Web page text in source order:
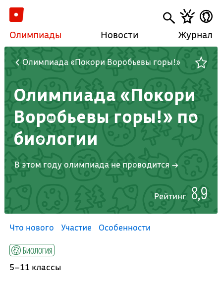
Олимпиады Новости Журнал
Олимпиада «Покори Воробьевы горы!»
Олимпиада «Покори
Воробьевы горы!» по
биологии
В этом году олимпиада не проводится →
Рейтинг 8,9
Что нового Участие Особенности
Биология
5–11 классы